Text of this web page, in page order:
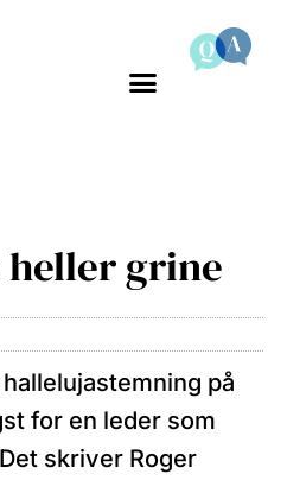
heller grine
på
for en leder som
skriver Roger